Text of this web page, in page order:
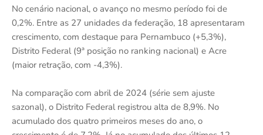
No cenário nacional, o avanço no mesmo período foi de
0,2%. Entre as 27 unidades da federação, 18 apresentaram
crescimento, com destaque para Pernambuco (+5,3%),
Distrito Federal (9ª posição no ranking nacional) e Acre
(maior retração, com -4,3%).
Na comparação com abril de 2024 (série sem ajuste
sazonal), o Distrito Federal registrou alta de 8,9%. No
acumulado dos quatro primeiros meses do ano, o